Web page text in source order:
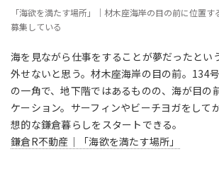
「海欲を満たす場所」｜材木座海岸の目の前に位置
募集している
海を見ながら仕事をすることが夢だったとい
外せないと思う。材木座海岸の目の前。134
の一角で、地下階ではあるものの、海が目の
ケーション。サーフィンやビーチヨガをして
想的な鎌倉暮らしをスタートできる。
鎌倉R不動産｜「海欲を満たす場所」